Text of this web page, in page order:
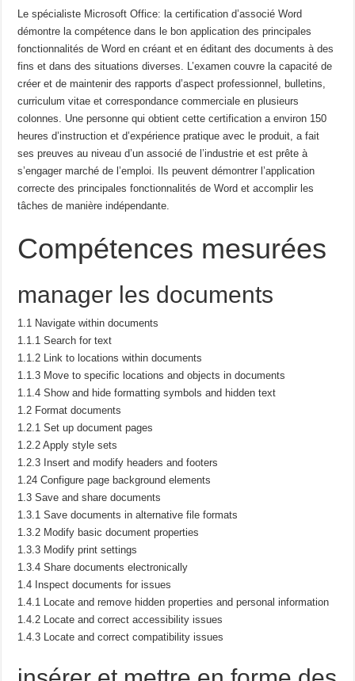
Le spécialiste Microsoft Office: la certification d’associé Word
démontre la compétence dans le bon application des principales
fonctionnalités de Word en créant et en éditant des documents à des
fins et dans des situations diverses.
L’examen couvre la capacité de
créer et de maintenir des rapports d’aspect professionnel,
bulletins,
curriculum vitae et correspondance commerciale en plusieurs
colonnes.
Une personne qui obtient cette certification a environ 150
heures d’instruction et d’expérience pratique avec le produit, a fait
ses preuves au niveau d’un associé de l’industrie et est prête à
s’engager marché de l’emploi.
Ils peuvent démontrer l’application
correcte des principales fonctionnalités de Word et accomplir les
tâches de manière indépendante.
Compétences mesurées
manager les documents
1.1 Navigate within documents
1.1.1 Search for text
1.1.2 Link to locations within documents
1.1.3 Move to specific locations and objects in documents
1.1.4 Show and hide formatting symbols and hidden text
1.2 Format documents
1.2.1 Set up document pages
1.2.2 Apply style sets
1.2.3 Insert and modify headers and footers
1.24 Configure page background elements
1.3 Save and share documents
1.3.1 Save documents in alternative file formats
1.3.2 Modify basic document properties
1.3.3 Modify print settings
1.3.4 Share documents electronically
1.4 Inspect documents for issues
1.4.1 Locate and remove hidden properties and personal information
1.4.2 Locate and correct accessibility issues
1.4.3 Locate and correct compatibility issues